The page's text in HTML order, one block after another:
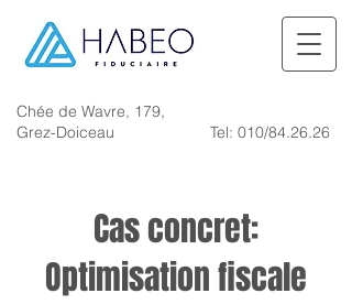
Chée de Wavre, 179,
Grez-Doiceau
Tel: 010/84.26.26
Cas concret:
Optimisation fiscale